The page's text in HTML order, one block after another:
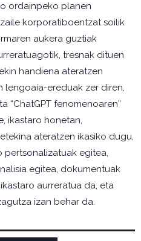
ordainpeko planen
korporatiboentzat soilik
aukera guztiak
tresnak dituen
handiena ateratzen
lengoaia-ereduak zer diren,
“ChatGPT fenomenoaren”
ikastaro honetan,
ateratzen ikasiko dugu,
pertsonalizatuak egitea,
egitea, dokumentuak
aurreratua da, eta
izan behar da.